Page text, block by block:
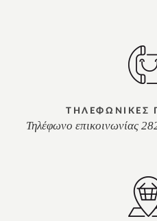
ΤΗΛΕΦΩΝΙΚΕΣ
Τηλέφωνο επικοινωνίας